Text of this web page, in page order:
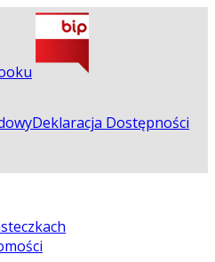
Deklaracja Dostępności